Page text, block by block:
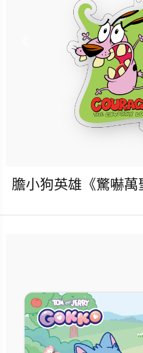
更多銷
Previous
發行：2025-10-
卡種：一卡通儲
立即
膽小狗英雄《驚嚇